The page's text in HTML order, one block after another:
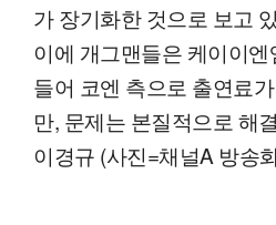
가 장기화한 것으로 보고
이에 개그맨들은 케이이
들어 코엔 측으로 출연료
만, 문제는 본질적으로 해
이경규 (사진=채널A 방송